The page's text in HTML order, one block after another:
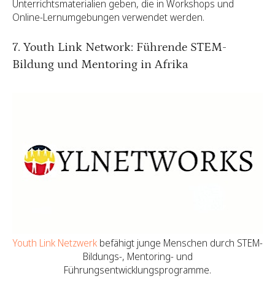
Unterrichtsmaterialien geben, die in Workshops und
Online-Lernumgebungen verwendet werden.
7. Youth Link Network: Führende STEM-
Bildung und Mentoring in Afrika
Youth Link Netzwerk befähigt junge Menschen durch STEM-
Bildungs-, Mentoring- und
Führungsentwicklungsprogramme.